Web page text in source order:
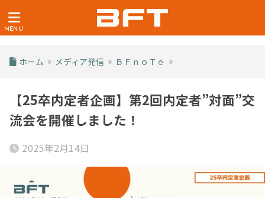
ホーム メディア発信 ＢＦｎｏＴｅ
【25卒内定者企画】第2回内定者”対面”交
流会を開催しました！
2025年2月14日